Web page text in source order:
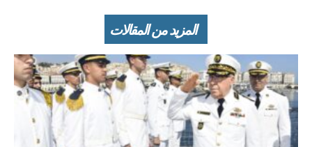
المزيد من المقالات